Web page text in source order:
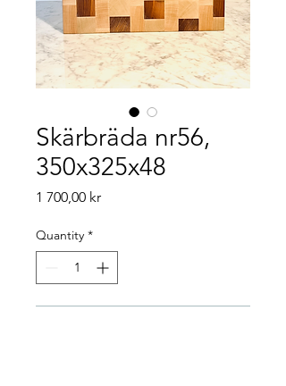
Skärbräda nr56,
350x325x48
1 700,00 krPrice
Quantity *